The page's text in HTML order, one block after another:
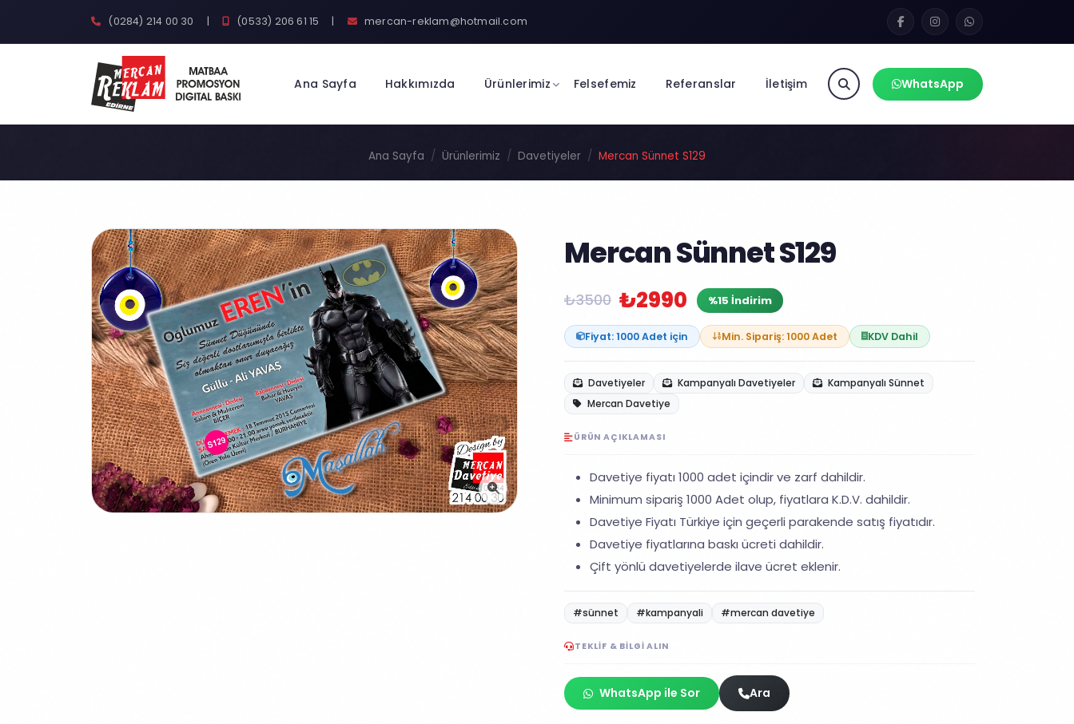
(0284) 214 00 30 | (0533) 206 61 15 | mercan-reklam@hotmail.com
Ana Sayfa Hakkımızda Ürünlerimiz Felsefemiz Referanslar İletişim WhatsApp
Ana Sayfa Ürünlerimiz Davetiyeler Mercan Sünnet S129
Mercan Sünnet S129
₺3500 ₺2990 %15 İndirim
Fiyat: 1000 Adet için Min. Sipariş: 1000 Adet KDV Dahil
Davetiyeler Kampanyalı Davetiyeler
Kampanyalı Sünnet
Mercan Davetiye
ÜRÜN AÇIKLAMASI
Davetiye fiyatı 1000 adet içindir ve zarf dahildir.
Minimum sipariş 1000 Adet olup, fiyatlara K.D.V. dahildir.
Davetiye Fiyatı Türkiye için geçerli parakende satış fiyatıdır.
Davetiye fiyatlarına baskı ücreti dahildir.
Çift yönlü davetiyelerde ilave ücret eklenir.
#sünnet #kampanyali #mercan davetiye
TEKLIF & BILGI ALIN
WhatsApp ile Sor Ara